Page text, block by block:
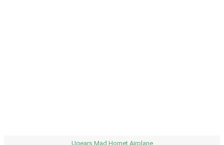
Ugears Mad Hornet Airplane